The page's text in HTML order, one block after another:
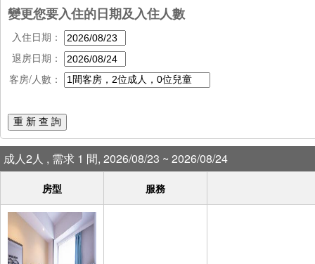
變更您要入住的日期及入住人數
入住日期：
退房日期：
客房/人數：
重 新 查 詢
成人2人 , 需求 1 間, 2026/08/23 ~ 2026/08/24
房型 服務